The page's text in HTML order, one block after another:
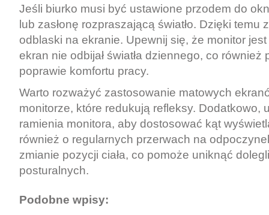
Jeśli biurko musi być ustawione przodem do
lub zasłonę rozpraszającą światło. Dzięki temu
odblaski na ekranie. Upewnij się, że monitor
ekran nie odbijał światła dziennego, co również
poprawie komfortu pracy.
Warto rozważyć zastosowanie matowych
monitorze, które redukują refleksy. Dodatkowo,
ramienia monitora, aby dostosować kąt
również o regularnych przerwach na
zmianie pozycji ciała, co pomoże uniknąć
posturalnych.
Podobne wpisy: